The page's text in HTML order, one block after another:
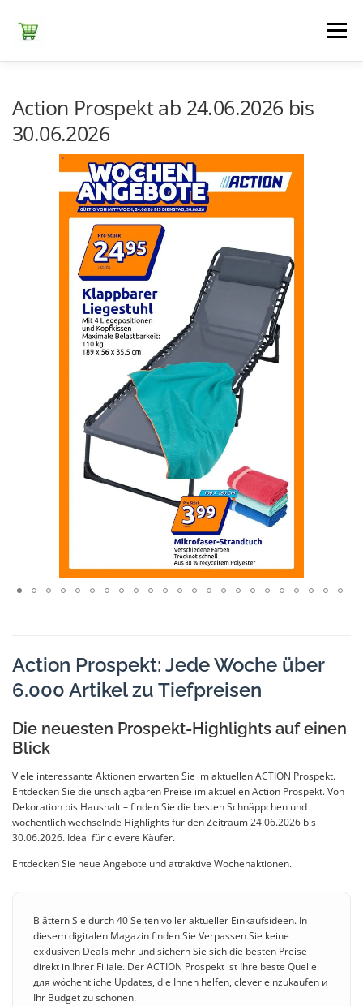
Inhalt
springen
Menü
NETTO DISCOUNT NORMA REWE
Action Prospekt ab 24.06.2026 bis
30.06.2026
Action Prospekt: Jede Woche über
6.000 Artikel zu Tiefpreisen
Die neuesten Prospekt-Highlights auf einen
Blick
Viele interessante Aktionen erwarten Sie im aktuellen ACTION Prospekt.
Entdecken Sie die unschlagbaren Preise im aktuellen Action Prospekt. Von
Dekoration bis Haushalt – finden Sie die besten Schnäppchen und
wöchentlich wechselnde Highlights für den Zeitraum 24.06.2026 bis
30.06.2026. Ideal für clevere Käufer.
Entdecken Sie neue Angebote und attraktive Wochenaktionen.
Blättern Sie durch 40 Seiten voller aktueller Einkaufsideen. In
diesem digitalen Magazin finden Sie Verpassen Sie keine
exкlusiven Deals mehr und sichern Sie sich die besten Preise
direkt in Ihrer Filiale. Der ACTION Prospekt ist Ihre beste Quelle
для wöchentliche Updates, die Ihnen helfen, clever einzukaufen и
Ihr Budget zu schonen.